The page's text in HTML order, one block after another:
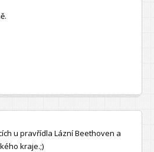
u pravřídla Lázní Beethoven a
kraje.;)